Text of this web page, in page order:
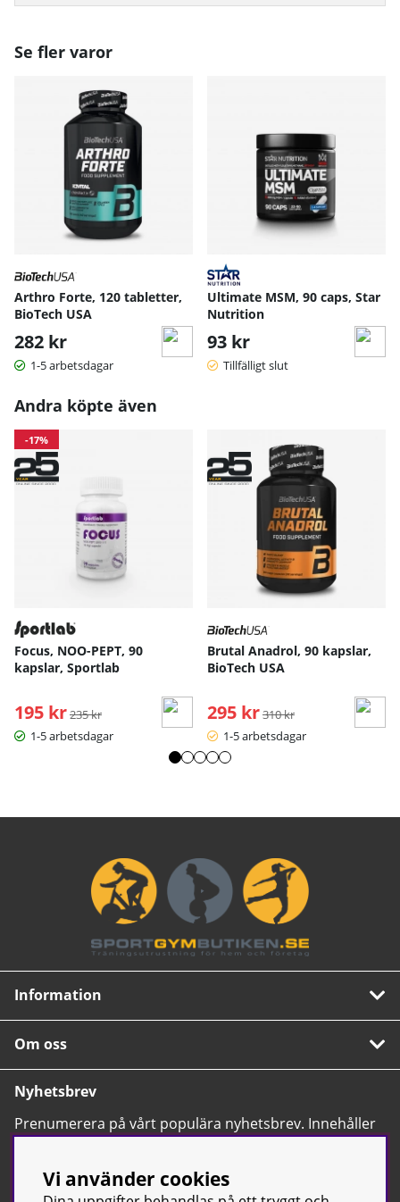
Se fler varor
Arthro Forte, 120 tabletter,
BioTech USA
282 kr
1-5 arbetsdagar
Ultimate MSM, 90 caps, Star
Nutrition
93 kr
Tillfälligt slut
Andra köpte även
-17%
Focus, NOO-PEPT, 90
kapslar, Sportlab
195 kr Ordinarie pris:
235 kr
1-5 arbetsdagar
Brutal Anadrol, 90 kapslar,
BioTech USA
295 kr Ordinarie pris:
310 kr
1-5 arbetsdagar
Information
Om oss
Nyhetsbrev
Prenumerera på vårt populära nyhetsbrev. Innehåller
tips, nyheter och våra allra bästa erbjudanden.
Vi använder cookies